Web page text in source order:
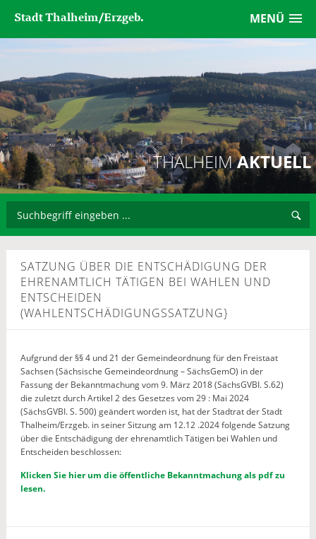
MENÜ
Stadt Thalheim/Erzgeb.
THALHEIMAKTUELL
SATZUNG ÜBER DIE ENTSCHÄDIGUNG DER
EHRENAMTLICH TÄTIGEN BEI WAHLEN UND
ENTSCHEIDEN
(WAHLENTSCHÄDIGUNGSSATZUNG}
Aufgrund der §§ 4 und 21 der Gemeindeordnung für den Freistaat
Sachsen (Sächsische Gemeindeordnung – SächsGemO) in der
Fassung der Bekanntmachung vom 9. März 2018 (SächsGVBI. S.62)
die zuletzt durch Artikel 2 des Gesetzes vom 29 : Mai 2024
(SächsGVBI. S. 500) geändert worden ist, hat der Stadtrat der Stadt
Thalheim/Erzgeb. in seiner Sitzung am 12.12 .2024 folgende Satzung
über die Entschädigung der ehrenamtlich Tätigen bei Wahlen und
Entscheiden beschlossen:
Klicken Sie hier um die öffentliche Bekanntmachung als pdf zu
lesen.